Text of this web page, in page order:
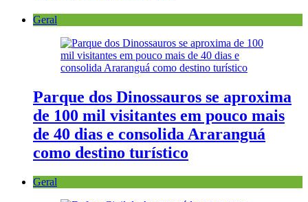
Geral
Parque dos Dinossauros se aproxima
de 100 mil visitantes em pouco mais
de 40 dias e consolida Araranguá
como destino turístico
Geral